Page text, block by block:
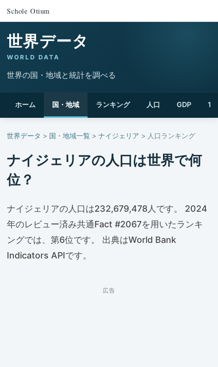
Schole Otium
世界データ
WORLD DATA
世界の国・地域と統計を調べる
ホーム 国・地域 ランキング 人口 GDP 1
世界データ > 国・地域一覧 > ナイジェリア > 人口ランキング
ナイジェリアの人口は世界で何
位？
ナイジェリアの人口は232,679,478人です。 2024
年のレビュー済み共通Fact #2067を用いたランキ
ングでは、第6位です。 出典はWorld Bank
Indicators APIです。
広告